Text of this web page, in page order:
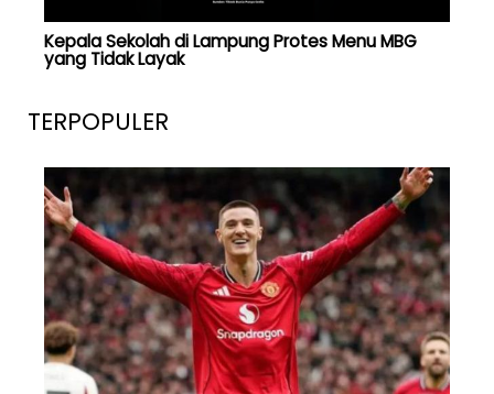
Kepala Sekolah di Lampung Protes Menu MBG
yang Tidak Layak
TERPOPULER